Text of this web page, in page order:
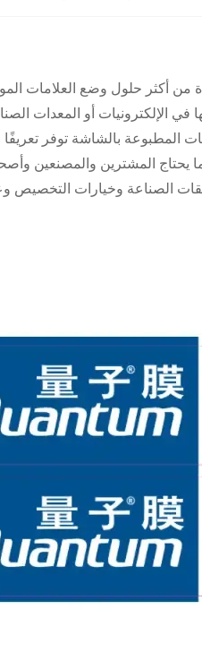
أكثر حلول وضع العلامات
في الإلكترونيات أو المعدات
المطبوعة بالشاشة توفر
يحتاج المشترين والمصنعين
الصناعة وخيارات التخصيص